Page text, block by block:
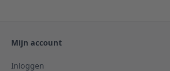
Mijn account
Inloggen